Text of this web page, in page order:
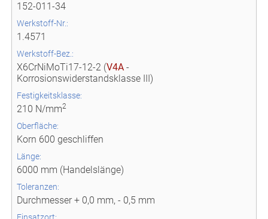
152-011-34
Werkstoff-Nr.:
1.4571
Werkstoff-Bez.:
X6CrNiMoTi17-12-2 (V4A -
Korrosionswiderstandsklasse III)
Festigkeitsklasse:
210 N/mm2
Oberfläche:
Korn 600 geschliffen
Länge:
6000 mm (Handelslänge)
Toleranzen:
Durchmesser + 0,0 mm, - 0,5 mm